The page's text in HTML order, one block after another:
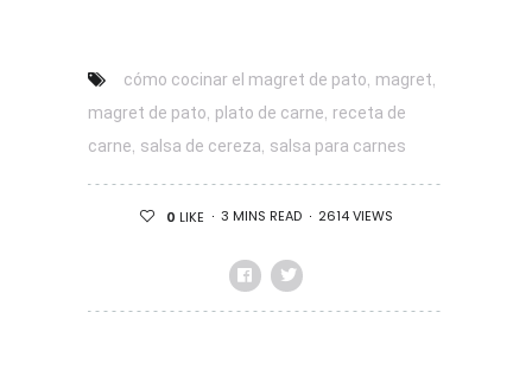
cómo cocinar el magret de pato, magret,
magret de pato, plato de carne, receta de
carne, salsa de cereza, salsa para carnes
0 LIKE 3 MINS READ 2614 VIEWS